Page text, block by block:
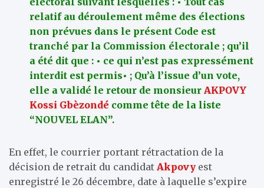
relatif au déroulement même des élections
non prévues dans le présent Code est
tranché par la Commission électorale ; qu’il
a été dit que : • ce qui n’est pas expressément
interdit est permis• ; Qu’à l’issue d’un vote,
elle a validé le retour de monsieur AKPOVY
Kossi Gbèzondé comme tête de la liste
“NOUVEL ELAN”.
En effet, le courrier portant rétractation de la
décision de retrait du candidat Akpovy est
enregistré le 26 décembre, date à laquelle s’expire